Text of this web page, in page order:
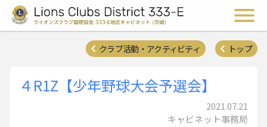
ライオンズクラ
トップ
クラブ活動・アクティビティ
４R1Z【少年野球大会予選会】
2021.07.21
キャビネット事務局